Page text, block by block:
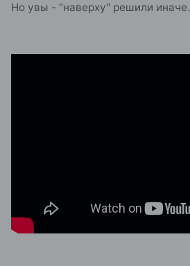
Но увы - "наверху" решили иначе.